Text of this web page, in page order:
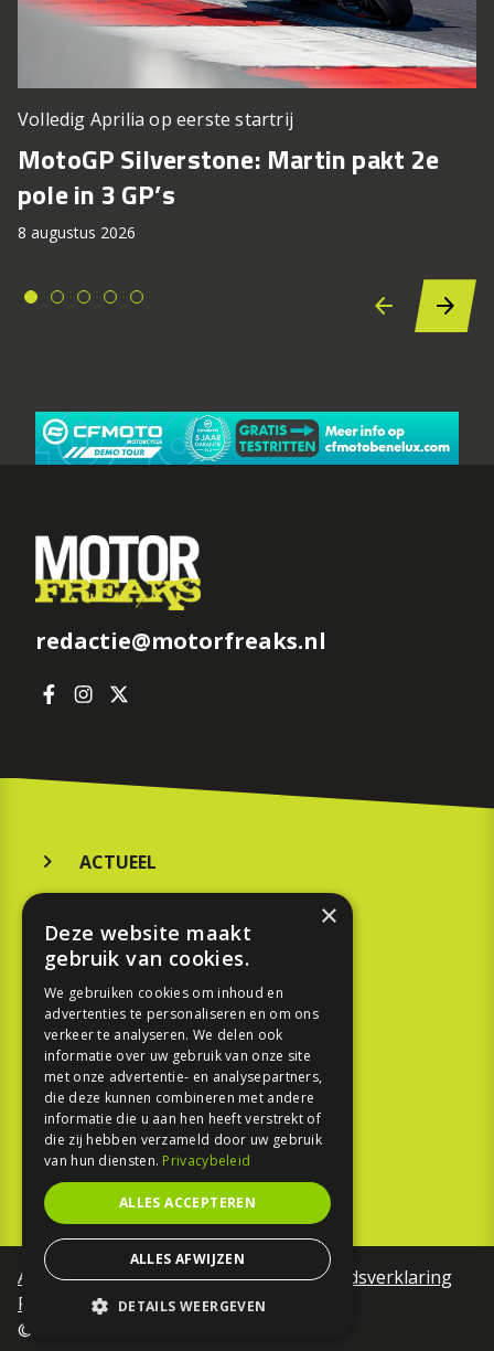
Volledig Aprilia op eerste startrij
MotoGP Silverstone: Martin pakt 2e
pole in 3 GP’s
8 augustus 2026
redactie@motorfreaks.nl
ACTUEEL
KOOPGIDS
TESTEN
SPORT
REPORTAGE
TOUREN
NIEUWSBRIEF
Algemene voorwaardenToegankelijkheidsverklaring
Privacy Policy
©Motorfreaks 2026
×
Deze website maakt
gebruik van cookies.
We gebruiken cookies om inhoud en
advertenties te personaliseren en om ons
verkeer te analyseren. We delen ook
informatie over uw gebruik van onze site
met onze advertentie- en analysepartners,
die deze kunnen combineren met andere
informatie die u aan hen heeft verstrekt of
die zij hebben verzameld door uw gebruik
van hun diensten. Privacybeleid
ALLES ACCEPTEREN
ALLES AFWIJZEN
DETAILS WEERGEVEN